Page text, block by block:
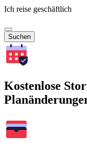
Ich reise geschäftlich
Suchen
Kostenlose